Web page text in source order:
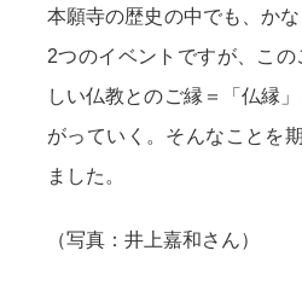
本願寺の歴史の中でも、か
2つのイベントですが、こ
しい仏教とのご縁＝「仏縁
がっていく。そんなことを
ました。
（写真：井上嘉和さん）